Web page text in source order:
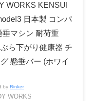
WORKS KENSUI
日本製 コンパ
垂マシン 耐荷重
ら下がり健康器 チ
懸垂バー (ホワイ
by Rinker
WORKS